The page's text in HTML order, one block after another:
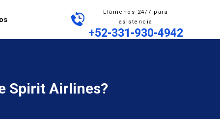
Llámenos 24/7 para
asistencia
+52-331-930-4942
Spirit Airlines?